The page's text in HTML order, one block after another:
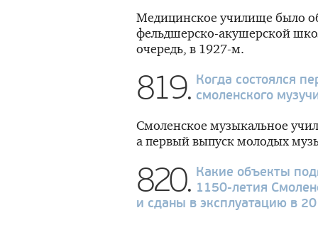
Медицинское училище было
фельдшерско-акушерской
очередь, в 1927-м.
819. Когда состоялся
смоленского
Смоленское музыкальное
а первый выпуск молодых
820. Какие объекты
1150-летия
и сданы в эксплуатацию в